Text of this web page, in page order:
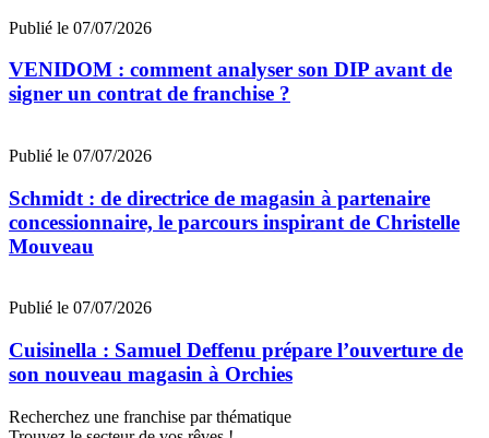
Publié le 07/07/2026
VENIDOM : comment analyser son DIP avant de
signer un contrat de franchise ?
Publié le 07/07/2026
Schmidt : de directrice de magasin à partenaire
concessionnaire, le parcours inspirant de Christelle
Mouveau
Publié le 07/07/2026
Cuisinella : Samuel Deffenu prépare l’ouverture de
son nouveau magasin à Orchies
Recherchez une franchise par thématique